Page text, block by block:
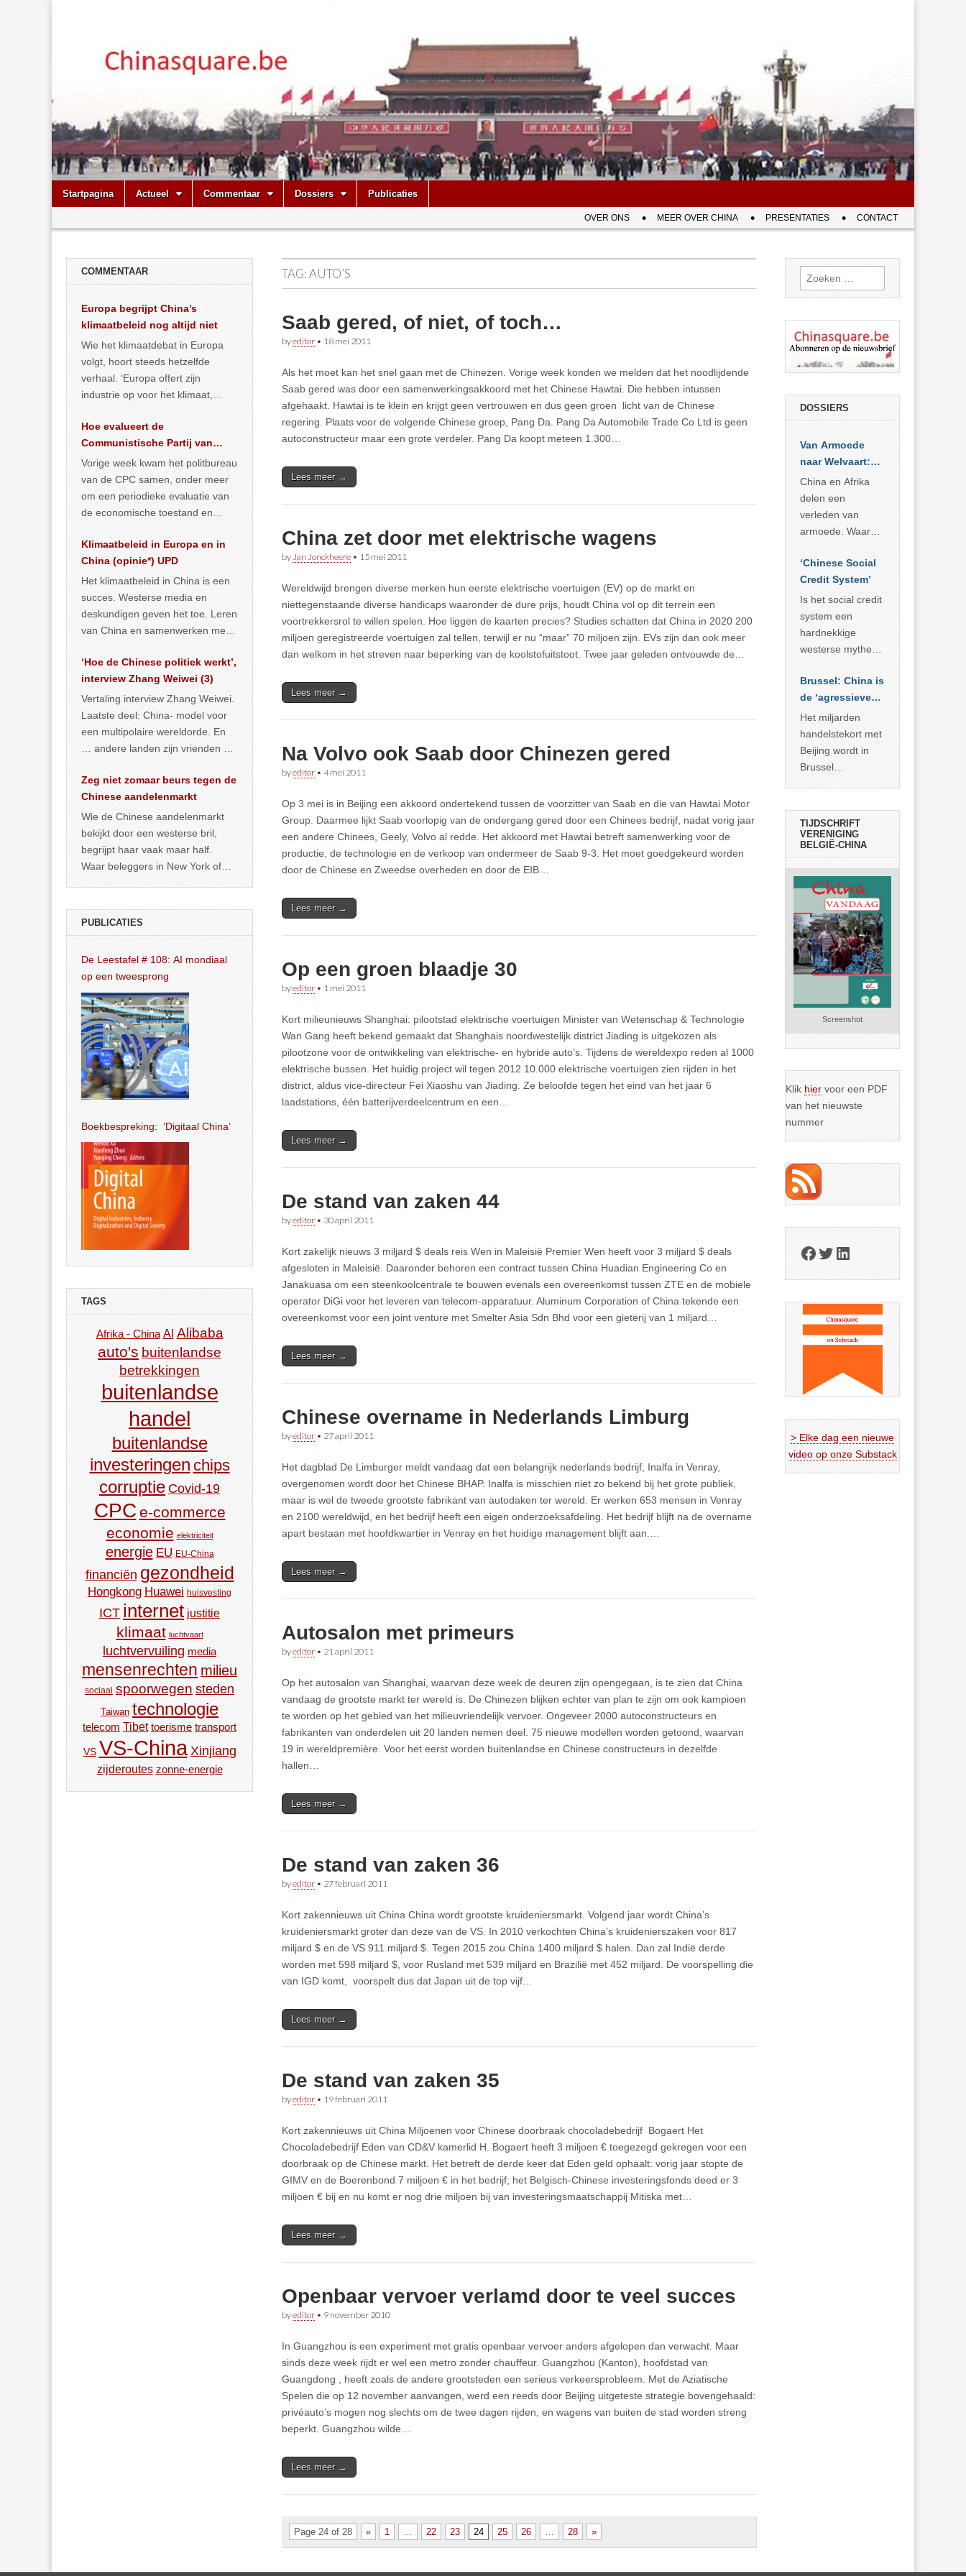
Chinasquare.be
Main
menu
Skip
Startpagina Actueel Commentaar Dossiers Publicaties
menu
OVER ONS MEER OVER CHINA PRESENTATIES CONTACT
TAG:AUTO’S
Saab gered, of niet, of toch…
byeditor • 18 mei 2011
Als het moet kan het snel gaan met de Chinezen. Vorige week konden we melden dat het noodlijdende
Saab gered was door een samenwerkingsakkoord met het Chinese Hawtai. Die hebben intussen
afgehaakt. Hawtai is te klein en krijgt geen vertrouwen en dus geen groen licht van de Chinese
regering. Plaats voor de volgende Chinese groep, Pang Da. Pang Da Automobile Trade Co Ltd is geen
autoconstructeur maar een grote verdeler. Pang Da koopt meteen 1.300…
Lees meer →
China zet door met elektrische wagens
by Jan Jonckheere • 15 mei 2011
Wereldwijd brengen diverse merken hun eerste elektrische voertuigen (EV) op de markt en
niettegenstaande diverse handicaps waaronder de dure prijs, houdt China vol op dit terrein een
voortrekkersrol te willen spelen. Hoe liggen de kaarten precies? Studies schatten dat China in 2020 200
miljoen geregistreerde voertuigen zal tellen, terwijl er nu “maar” 70 miljoen zijn. EVs zijn dan ook meer
dan welkom in het streven naar beperking van de koolstofuitstoot. Twee jaar geleden ontvouwde de…
Lees meer →
Na Volvo ook Saab door Chinezen gered
byeditor • 4 mei 2011
Op 3 mei is in Beijing een akkoord ondertekend tussen de voorzitter van Saab en die van Hawtai Motor
Group. Daarmee lijkt Saab voorlopig van de ondergang gered door een Chinees bedrijf, nadat vorig jaar
een andere Chinees, Geely, Volvo al redde. Het akkoord met Hawtai betreft samenwerking voor de
productie, de technologie en de verkoop van ondermeer de Saab 9-3. Het moet goedgekeurd worden
door de Chinese en Zweedse overheden en door de EIB…
Lees meer →
Op een groen blaadje 30
byeditor • 1 mei 2011
Kort milieunieuws Shanghai: pilootstad elektrische voertuigen Minister van Wetenschap & Technologie
Wan Gang heeft bekend gemaakt dat Shanghais noordwestelijk district Jiading is uitgekozen als
pilootzone voor de ontwikkeling van elektrische- en hybride auto’s. Tijdens de wereldexpo reden al 1000
elektrische bussen. Het huidig project wil tegen 2012 10.000 elektrische voertuigen zien rijden in het
district, aldus vice-directeur Fei Xiaoshu van Jiading. Ze beloofde tegen het eind van het jaar 6
laadstations, één batterijverdeelcentrum en een…
Lees meer →
De stand van zaken 44
byeditor • 30 april 2011
Kort zakelijk nieuws 3 miljard $ deals reis Wen in Maleisië Premier Wen heeft voor 3 miljard $ deals
afgesloten in Maleisië. Daaronder behoren een contract tussen China Huadian Engineering Co en
Janakuasa om een steenkoolcentrale te bouwen evenals een overeenkomst tussen ZTE en de mobiele
operator DiGi voor het leveren van telecom-apparatuur. Aluminum Corporation of China tekende een
overeenkomst voor een joint venture met Smelter Asia Sdn Bhd voor een gieterij van 1 miljard…
Lees meer →
Chinese overname in Nederlands Limburg
byeditor • 27 april 2011
Het dagblad De Limburger meldt vandaag dat een belangrijk nederlands bedrijf, Inalfa in Venray,
overgenomen wordt door het Chinese BHAP. Inalfa is misschien niet zo bekend bij het grote publiek,
maar is wel de tweede grootste fabrikant van autodaken ter wereld. Er werken 653 mensen in Venray
en 2100 wereldwijd, en het bedrijf heeft een eigen onderzoeksafdeling. Het bedrijf blijft na de overname
apart bestaan met hoofdkwartier in Venray en het huidige management blijft aan.…
Lees meer →
Autosalon met primeurs
byeditor • 21 april 2011
Op het autosalon van Shanghai, waarvan deze week de deuren zijn opengegaan, is te zien dat China
vandaag de grootste markt ter wereld is. De Chinezen blijken echter van plan te zijn om ook kampioen
te worden op het gebied van het milieuvriendelijk vervoer. Ongeveer 2000 autoconstructeurs en
fabrikanten van onderdelen uit 20 landen nemen deel. 75 nieuwe modellen worden getoond, waarvan
19 in wereldpremière. Voor het eerst worden buitenlandse en Chinese constructeurs in dezelfde
hallen…
Lees meer →
De stand van zaken 36
byeditor • 27 februari 2011
Kort zakennieuws uit China China wordt grootste kruideniersmarkt. Volgend jaar wordt China’s
kruideniersmarkt groter dan deze van de VS. In 2010 verkochten China’s kruidenierszaken voor 817
miljard $ en de VS 911 miljard $. Tegen 2015 zou China 1400 miljard $ halen. Dan zal Indië derde
worden met 598 miljard $, voor Rusland met 539 miljard en Brazilië met 452 miljard. De voorspelling die
van IGD komt, voorspelt dus dat Japan uit de top vijf…
Lees meer →
De stand van zaken 35
byeditor • 19 februari 2011
Kort zakennieuws uit China Miljoenen voor Chinese doorbraak chocoladebedrijf Bogaert Het
Chocoladebedrijf Eden van CD&V kamerlid H. Bogaert heeft 3 miljoen € toegezegd gekregen voor een
doorbraak op de Chinese markt. Het betreft de derde keer dat Eden geld ophaalt: vorig jaar stopte de
GIMV en de Boerenbond 7 miljoen € in het bedrijf; het Belgisch-Chinese investeringsfonds deed er 3
miljoen € bij en nu komt er nog drie miljoen bij van investeringsmaatschappij Mitiska met…
Lees meer →
Openbaar vervoer verlamd door te veel succes
byeditor • 9 november 2010
In Guangzhou is een experiment met gratis openbaar vervoer anders afgelopen dan verwacht. Maar
sinds deze week rijdt er wel een metro zonder chauffeur. Guangzhou (Kanton), hoofdstad van
Guangdong , heeft zoals de andere grootsteden een serieus verkeersprobleem. Met de Aziatische
Spelen die op 12 november aanvangen, werd een reeds door Beijing uitgeteste strategie bovengehaald:
privéauto’s mogen nog slechts om de twee dagen rijden, en wagens van buiten de stad worden streng
beperkt. Guangzhou wilde…
Lees meer →
Page 24 of 28 « 1 … 22 23 24 25 26 … 28 »
COMMENTAAR
Europa begrijpt China’s
klimaatbeleid nog altijd niet
Wie het klimaatdebat in Europa
volgt, hoort steeds hetzelfde
verhaal. ‘Europa offert zijn
industrie op voor het klimaat,
vergroening… >> lees meer
Hoe evalueert de
Communistische Partij van
China de economische
situatie?
Vorige week kwam het politbureau
van de CPC samen, onder meer
om een periodieke evaluatie van
de economische toestand en
publiceerden… >> lees meer
Klimaatbeleid in Europa en in
China (opinie*) UPD
Het klimaatbeleid in China is een
succes. Westerse media en
deskundigen geven het toe. Leren
van China en samenwerken met
… >> lees meer
‘Hoe de Chinese politiek werkt’,
interview Zhang Weiwei (3)
Vertaling interview Zhang Weiwei.
Laatste deel: China- model voor
een multipolaire wereldorde. En
… andere landen zijn vrienden of
Zeg niet zomaar beurs tegen de
Chinese aandelenmarkt
Wie de Chinese aandelenmarkt
bekijkt door een westerse bril,
begrijpt haar vaak maar half.
Waar beleggers in New York of
PUBLICATIES
De Leestafel # 108: AI mondiaal
op een tweesprong
Boekbespreking: ‘Digitaal China’
TAGS
Afrika - China AI Alibaba
auto's buitenlandse
betrekkingen
buitenlandse
handel
buitenlandse
investeringen chips
corruptie Covid-19
CPC e-commerce
economie elektriciteit
energie EU EU-China
financiën gezondheid
Hongkong Huawei huisvesting
ICT internet justitie
klimaat luchtvaart
luchtvervuiling media
mensenrechten milieu
sociaal spoorwegen steden
Taiwan technologie
telecom Tibet toerisme transport
VS VS-China Xinjiang
zijderoutes zonne-energie
Zoeken
naar:
DOSSIERS
Van Armoede
naar Welvaart:
Wat Afrika kan
leren van
China’s
economisch
China en Afrika
delen een
verleden van
armoede. Waar
voorbije veertig
jaar in slaagde
meer dan 800
miljoen mensen
uit de armoede
… >> lees meer
‘Chinese Social
Credit System’
Is het social credit
system een
hardnekkige
westerse mythe of
realiteit in China?
Brussel: China is
de ‘agressieve
schuldige’
Het miljarden
handelstekort met
Beijing wordt in
Brussel
economische
agressie. In
werkelijkheid
verhult die
spectaculaire
rekensom vooral
de industriële
achterstand die
… >> lees meer
TIJDSCHRIFT
VERENIGING
BELGIË-CHINA
Screenshot
Klik hier voor een PDF
van het nieuwste
nummer
Facebook
Twitter
LinkedIn
> Elke dag een nieuwe
video op onze Substack